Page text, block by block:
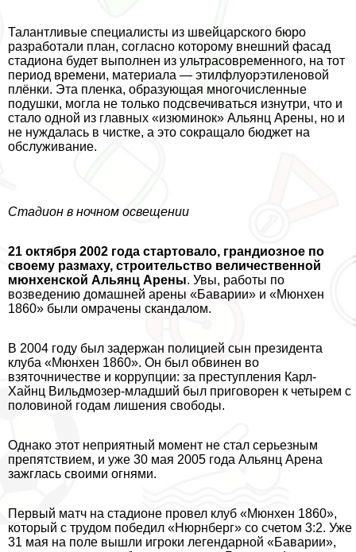
Талантливые специалисты из швейцарского бюро
разработали план, согласно которому внешний фасад
стадиона будет выполнен из ультрасовременного, на тот
период времени, материала — этилфлуорэтиленовой
плёнки. Эта пленка, образующая многочисленные
подушки, могла не только подсвечиваться изнутри, что и
стало одной из главных «изюминок» Альянц Арены, но и
не нуждалась в чистке, а это сокращало бюджет на
обслуживание.
Стадион в ночном освещении
21 октября 2002 года стартовало, грандиозное по
своему размаху, строительство величественной
мюнхенской Альянц Арены. Увы, работы по
возведению домашней арены «Баварии» и «Мюнхен
1860» были омрачены скандалом.
В 2004 году был задержан полицией сын президента
клуба «Мюнхен 1860». Он был обвинен во
взяточничестве и коррупции: за преступления Карл-
Хайнц Вильдмозер-младший был приговорен к четырем с
половиной годам лишения свободы.
Однако этот неприятный момент не стал серьезным
препятствием, и уже 30 мая 2005 года Альянц Арена
зажглась своими огнями.
Первый матч на стадионе провел клуб «Мюнхен 1860»,
который с трудом победил «Нюрнберг» со счетом 3:2. Уже
31 мая на поле вышли игроки легендарной «Баварии»,